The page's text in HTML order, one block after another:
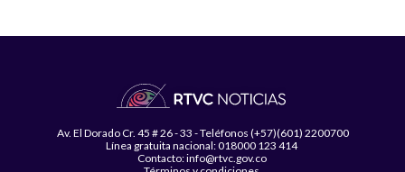
Av. El Dorado Cr. 45 # 26 - 33 - Teléfonos (+57)(601) 2200700
Línea gratuita nacional: 018000 123 414
Contacto: info@rtvc.gov.co